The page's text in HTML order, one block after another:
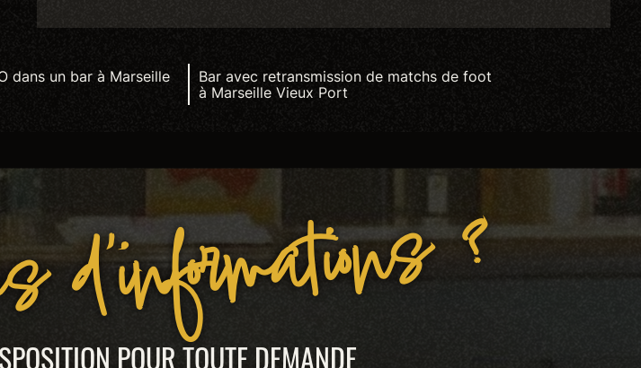
dans un bar à Marseille
Bar avec retransmission de matchs de foot
à Marseille Vieux Port
?
POUR TOUTE DEMANDE